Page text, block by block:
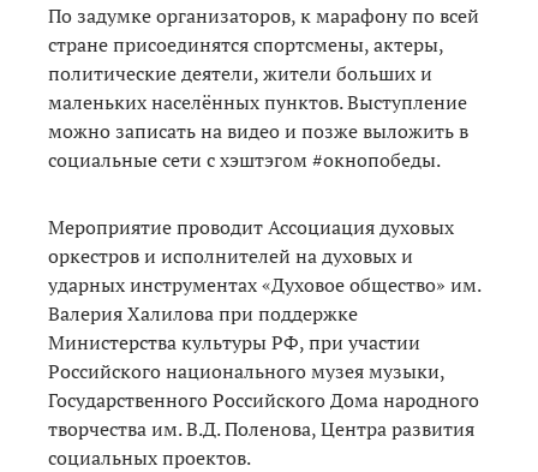
По задумке организаторов, к марафону по всей
стране присоединятся спортсмены, актеры,
политические деятели, жители больших и
маленьких населённых пунктов. Выступление
можно записать на видео и позже выложить в
социальные сети с хэштэгом #окнопобеды.
Мероприятие проводит Ассоциация духовых
оркестров и исполнителей на духовых и
ударных инструментах «Духовое общество» им.
Валерия Халилова при поддержке
Министерства культуры РФ, при участии
Российского национального музея музыки,
Государственного Российского Дома народного
творчества им. В.Д. Поленова, Центра развития
социальных проектов.